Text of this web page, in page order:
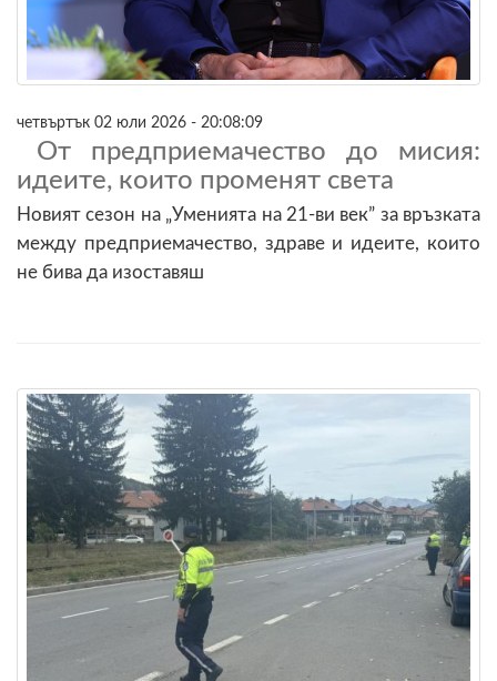
четвъртък 02 юли 2026 - 20:08:09
От предприемачество до мисия:
идеите, които променят света
Новият сезон на „Уменията на 21-ви век” за връзката
между предприемачество, здраве и идеите, които
не бива да изоставяш